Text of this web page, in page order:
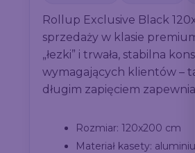
Rollup Exclusive Black
sprzedaży w klasie
„łezki” i trwała, stabilna
wymagających klientów –
długim zapięciem
Rozmiar: 120x200 cm
Materiał kasety: